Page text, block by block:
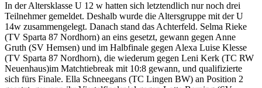
In der Altersklasse U 12 w hatten sich letztendlich nur noch drei
Teilnehmer gemeldet. Deshalb wurde die Altersgruppe mit der U
14w zusammengelegt. Danach stand das Achterfeld. Selma Rieke
(TV Sparta 87 Nordhorn) an eins gesetzt, gewann gegen Anne
Gruth (SV Hemsen) und im Halbfinale gegen Alexa Luise Klesse
(TV Sparta 87 Nordhorn), die wiederum gegen Leni Kerk (TC RW
Neuenhaus)im Matchtiebreak mit 10:8 gewann, und qualifizierte
sich fürs Finale. Ella Schneegans (TC Lingen BW) an Position 2